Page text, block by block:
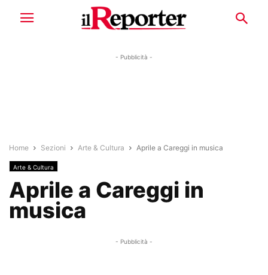
- Pubblicità -
Home Sezioni Arte & Cultura Aprile a Careggi in musica
Arte & Cultura
Aprile a Careggi in
musica
- Pubblicità -